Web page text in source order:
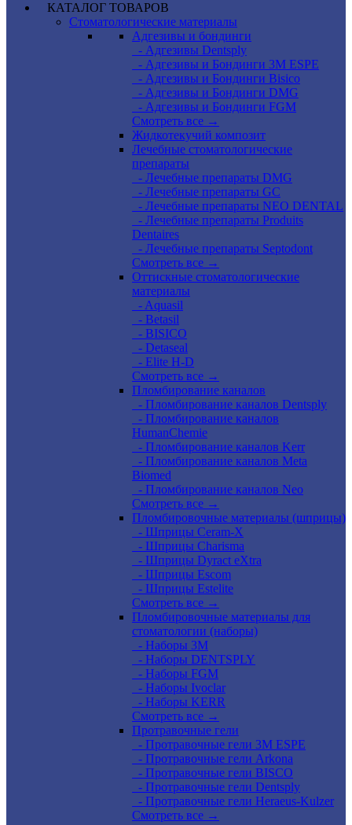
КАТАЛОГ ТОВАРОВ
Стоматологические материалы
Адгезивы и бондинги
- Адгезивы Dentsply
- Адгезивы и Бондинги 3M ESPE
- Адгезивы и Бондинги Bisico
- Адгезивы и Бондинги DMG
- Адгезивы и Бондинги FGM
Смотреть все →
Жидкотекучий композит
Лечебные стоматологические
препараты
- Лечебные препараты DMG
- Лечебные препараты GC
- Лечебные препараты NEO DENTAL
- Лечебные препараты Produits
Dentaires
- Лечебные препараты Septodont
Смотреть все →
Оттискные стоматологические
материалы
- Aquasil
- Betasil
- BISICO
- Detaseal
- Elite H-D
Смотреть все →
Пломбирование каналов
- Пломбирование каналов Dentsply
- Пломбирование каналов
HumanChemie
- Пломбирование каналов Kerr
- Пломбирование каналов Meta
Biomed
- Пломбирование каналов Neo
Смотреть все →
Пломбировочные материалы (шприцы)
- Шприцы Ceram-X
- Шприцы Charisma
- Шприцы Dyract eXtra
- Шприцы Escom
- Шприцы Estelite
Смотреть все →
Пломбировочные материалы для
стоматологии (наборы)
- Наборы 3М
- Наборы DENTSPLY
- Наборы FGM
- Наборы Ivoclar
- Наборы KERR
Смотреть все →
Протравочные гели
- Протравочные гели 3М ESPE
- Протравочные гели Arkona
- Протравочные гели BISCO
- Протравочные гели Dentsply
- Протравочные гели Heraeus-Kulzer
Смотреть все →